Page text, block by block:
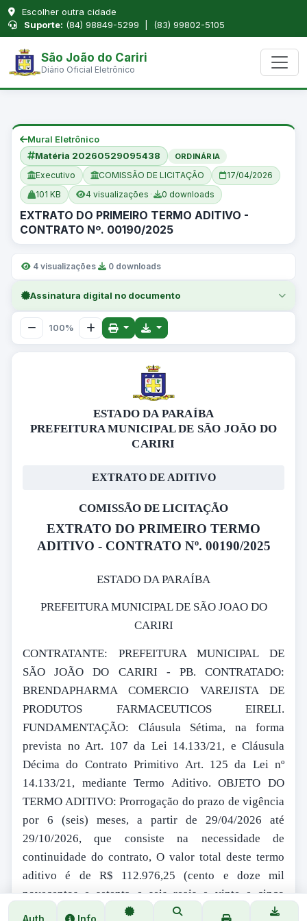
Escolher outra cidade
Suporte: (84) 98849-5299 | (83) 99802-5105
São João do Cariri
Diário Oficial Eletrônico
Mural Eletrônico
Matéria 20260529095438
ORDINÁRIA
Executivo COMISSÃO DE LICITAÇÃO
17/04/2026
101 KB
4 visualizações · 0 downloads
EXTRATO DO PRIMEIRO TERMO ADITIVO -
CONTRATO Nº. 00190/2025
4 visualizações 0 downloads
Assinatura digital no documento
100%
ESTADO DA PARAÍBA
PREFEITURA MUNICIPAL DE SÃO JOÃO DO
CARIRI
EXTRATO DE ADITIVO
COMISSÃO DE LICITAÇÃO
EXTRATO DO PRIMEIRO TERMO
ADITIVO - CONTRATO Nº. 00190/2025
ESTADO DA PARAÍBA
PREFEITURA MUNICIPAL DE SÃO JOAO DO
CARIRI
CONTRATANTE: PREFEITURA MUNICIPAL DE
SÃO JOÃO DO CARIRI - PB. CONTRATADO:
BRENDAPHARMA COMERCIO VAREJISTA DE
PRODUTOS FARMACEUTICOS EIRELI.
FUNDAMENTAÇÃO: Cláusula Sétima, na forma
prevista no Art. 107 da Lei 14.133/21, e Cláusula
Décima do Contrato Primitivo Art. 125 da Lei nº
14.133/21, mediante Termo Aditivo. OBJETO DO
TERMO ADITIVO: Prorrogação do prazo de vigência
por 6 (seis) meses, a partir de 29/04/2026 até
29/10/2026, que consiste na necessidade de
continuidade do contrato, O valor total deste termo
aditivo é de R$ 112.976,25 (cento e doze mil
novecentos e setenta e seis reais e vinte e cinco
centavos). DATA DA ASSINATURA: 16 de abril de
Auth Info